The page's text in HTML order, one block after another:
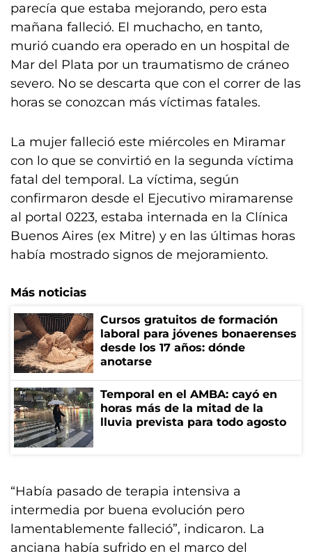
parecía que estaba mejorando, pero esta
mañana falleció. El muchacho, en tanto,
murió cuando era operado en un hospital de
Mar del Plata por un traumatismo de cráneo
severo. No se descarta que con el correr de las
horas se conozcan más víctimas fatales.
La mujer falleció este miércoles en Miramar
con lo que se convirtió en la segunda víctima
fatal del temporal. La víctima, según
confirmaron desde el Ejecutivo miramarense
al portal 0223, estaba internada en la Clínica
Buenos Aires (ex Mitre) y en las últimas horas
había mostrado signos de mejoramiento.
Más noticias
Cursos gratuitos de formación
laboral para jóvenes bonaerenses
desde los 17 años: dónde
anotarse
Temporal en el AMBA: cayó en
horas más de la mitad de la
lluvia prevista para todo agosto
“Había pasado de terapia intensiva a
intermedia por buena evolución pero
lamentablemente falleció”, indicaron. La
anciana había sufrido en el marco del